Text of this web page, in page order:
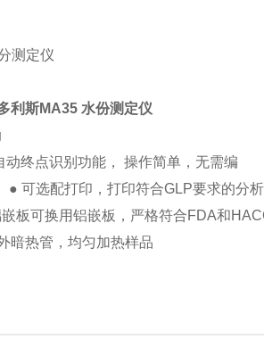
测定仪
利斯MA35 水份测定仪
动终点识别功能， 操作简单，无需编
●可选配打印，打印符合GLP要求的分
板可换用铝嵌板，严格符合FDA和
暗热管，均匀加热样品